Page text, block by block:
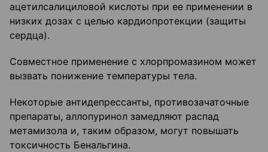
ацетилсалициловой кислоты при ее применении в
низких дозах с целью кардиопротекции (защиты
сердца).
Совместное применение с хлорпромазином может
вызвать понижение температуры тела.
Некоторые антидепрессанты, противозачаточные
препараты, аллопуринол замедляют распад
метамизола и, таким образом, могут повышать
токсичность Бенальгина.